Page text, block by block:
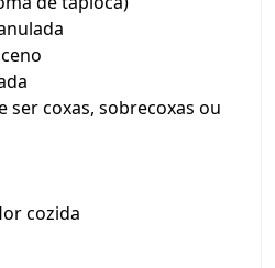
ser coxas, sobrecoxas ou
cozida